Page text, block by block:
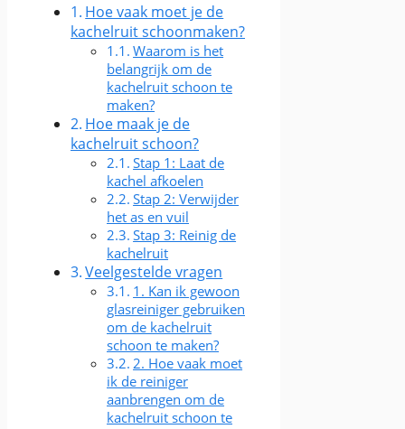
Hoe vaak moet je de
kachelruit schoonmaken?
Waarom is het
belangrijk om de
kachelruit schoon te
maken?
Hoe maak je de
kachelruit schoon?
Stap 1: Laat de
kachel afkoelen
Stap 2: Verwijder
het as en vuil
Stap 3: Reinig de
kachelruit
Veelgestelde vragen
1. Kan ik gewoon
glasreiniger gebruiken
om de kachelruit
schoon te maken?
2. Hoe vaak moet
ik de reiniger
aanbrengen om de
kachelruit schoon te